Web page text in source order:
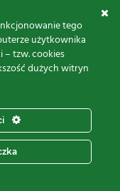
tego
użytkownika
– tzw. cookies
dużych witryn